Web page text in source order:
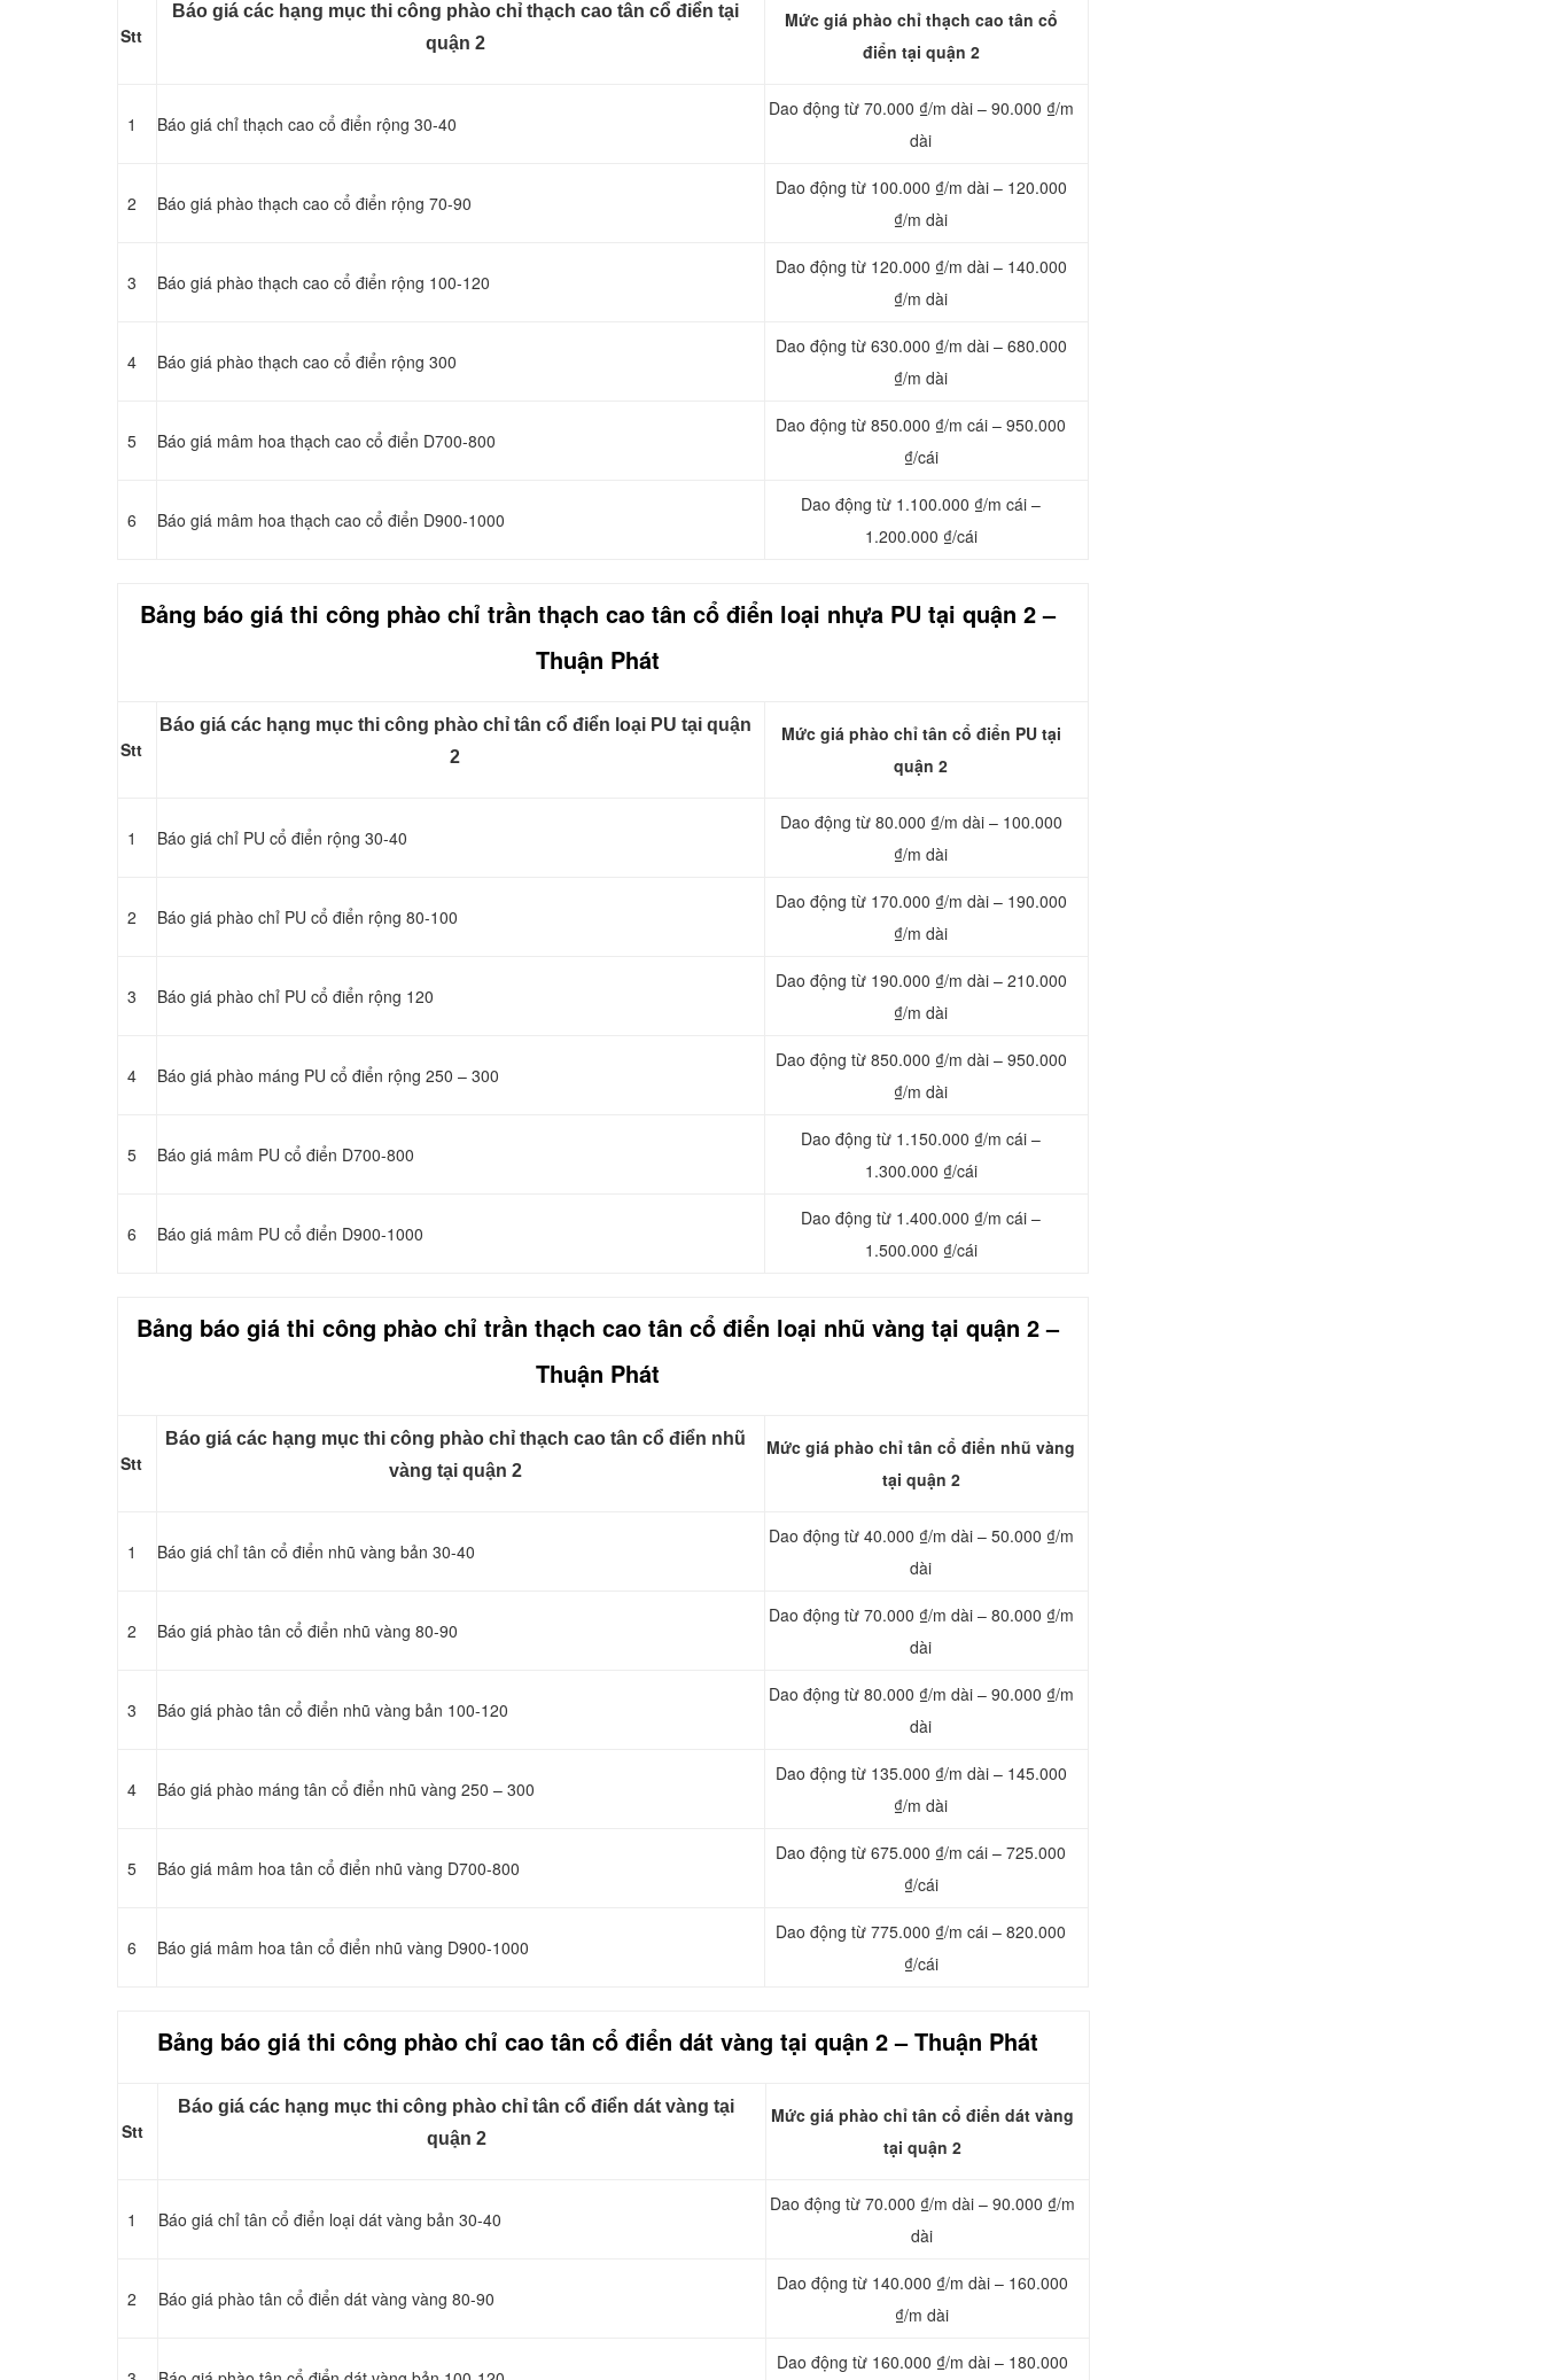
Stt
Báo giá các hạng mục thi công phào chỉ thạch cao tân cổ điển tại
quận 2
Mức giá phào chỉ thạch cao tân cổ
điển tại quận 2
1 Báo giá chỉ thạch cao cổ điển rộng 30-40
Dao động từ 70.000 ₫/m dài – 90.000 ₫/m
dài
2 Báo giá phào thạch cao cổ điển rộng 70-90
Dao động từ 100.000 ₫/m dài – 120.000
₫/m dài
3 Báo giá phào thạch cao cổ điển rộng 100-120
Dao động từ 120.000 ₫/m dài – 140.000
₫/m dài
4 Báo giá phào thạch cao cổ điển rộng 300
Dao động từ 630.000 ₫/m dài – 680.000
₫/m dài
5 Báo giá mâm hoa thạch cao cổ điển D700-800
Dao động từ 850.000 ₫/m cái – 950.000
₫/cái
6 Báo giá mâm hoa thạch cao cổ điển D900-1000
Dao động từ 1.100.000 ₫/m cái –
1.200.000 ₫/cái
Bảng báo giá thi công phào chỉ trần thạch cao tân cổ điển loại nhựa PU tại quận 2 –
Thuận Phát
Stt
Báo giá các hạng mục thi công phào chỉ tân cổ điển loại PU tại quận
2
Mức giá phào chỉ tân cổ điển PU tại
quận 2
1 Báo giá chỉ PU cổ điển rộng 30-40
Dao động từ 80.000 ₫/m dài – 100.000
₫/m dài
2 Báo giá phào chỉ PU cổ điển rộng 80-100
Dao động từ 170.000 ₫/m dài – 190.000
₫/m dài
3 Báo giá phào chỉ PU cổ điển rộng 120
Dao động từ 190.000 ₫/m dài – 210.000
₫/m dài
4 Báo giá phào máng PU cổ điển rộng 250 – 300
Dao động từ 850.000 ₫/m dài – 950.000
₫/m dài
5 Báo giá mâm PU cổ điển D700-800
Dao động từ 1.150.000 ₫/m cái –
1.300.000 ₫/cái
6 Báo giá mâm PU cổ điển D900-1000
Dao động từ 1.400.000 ₫/m cái –
1.500.000 ₫/cái
Bảng báo giá thi công phào chỉ trần thạch cao tân cổ điển loại nhũ vàng tại quận 2 –
Thuận Phát
Stt
Báo giá các hạng mục thi công phào chỉ thạch cao tân cổ điển nhũ
vàng tại quận 2
Mức giá phào chỉ tân cổ điển nhũ vàng
tại quận 2
1 Báo giá chỉ tân cổ điển nhũ vàng bản 30-40
Dao động từ 40.000 ₫/m dài – 50.000 ₫/m
dài
2 Báo giá phào tân cổ điển nhũ vàng 80-90
Dao động từ 70.000 ₫/m dài – 80.000 ₫/m
dài
3 Báo giá phào tân cổ điển nhũ vàng bản 100-120
Dao động từ 80.000 ₫/m dài – 90.000 ₫/m
dài
4 Báo giá phào máng tân cổ điển nhũ vàng 250 – 300
Dao động từ 135.000 ₫/m dài – 145.000
₫/m dài
5 Báo giá mâm hoa tân cổ điển nhũ vàng D700-800
Dao động từ 675.000 ₫/m cái – 725.000
₫/cái
6 Báo giá mâm hoa tân cổ điển nhũ vàng D900-1000
Dao động từ 775.000 ₫/m cái – 820.000
₫/cái
Bảng báo giá thi công phào chỉ cao tân cổ điển dát vàng tại quận 2 – Thuận Phát
Stt
Báo giá các hạng mục thi công phào chỉ tân cổ điển dát vàng tại
quận 2
Mức giá phào chỉ tân cổ điển dát vàng
tại quận 2
1 Báo giá chỉ tân cổ điển loại dát vàng bản 30-40
Dao động từ 70.000 ₫/m dài – 90.000 ₫/m
dài
2 Báo giá phào tân cổ điển dát vàng vàng 80-90
Dao động từ 140.000 ₫/m dài – 160.000
₫/m dài
Dao động từ 160.000 ₫/m dài – 180.000